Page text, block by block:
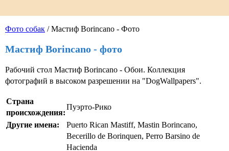
Фото собак / Мастиф Borincano - Фото
Мастиф Borincano - фото
Рабочий стол Мастиф Borincano - Обои. Коллекция
фотографий в высоком разрешении на "DogWallpapers".
Страна
происхождения:
Пуэрто-Рико
Другие имена:
Puerto Rican Mastiff, Mastin Borincano,
Becerillo de Borinquen, Perro Barsino de
Hacienda